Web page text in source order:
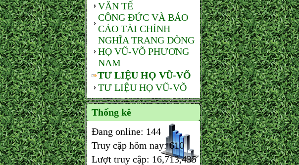
VĂN TẾ
CÔNG ĐỨC VÀ BÁO
CÁO TÀI CHÍNH
NGHĨA TRANG DÒNG
HỌ VŨ-VÕ PHƯƠNG
NAM
TƯ LIỆU HỌ VŨ-VÕ
TƯ LIỆU HỌ VŨ-VÕ
Thống kê
Đang online: 144
Truy cập hôm nay:610
Lượt truy cập: 16,713,435